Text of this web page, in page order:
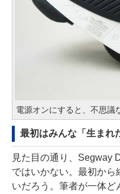
電源オンにすると、不思議
最初はみんな「生まれ
見た目の通り、Segway
ではいかない。最初から
いだろう。筆者が一体